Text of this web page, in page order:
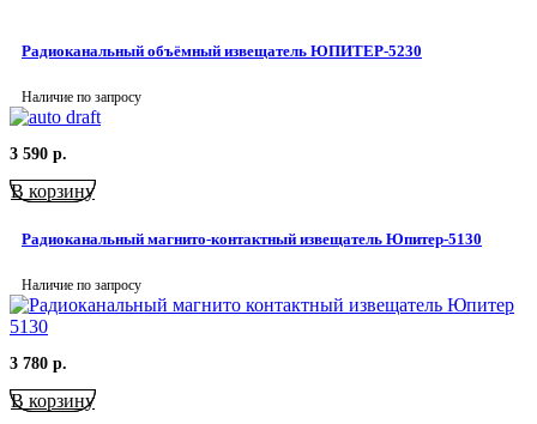
Радиоканальный объёмный извещатель ЮПИТЕР-5230
Наличие по запросу
3 590 р.
В корзину
Радиоканальный магнито-контактный извещатель Юпитер-5130
Наличие по запросу
3 780 р.
В корзину